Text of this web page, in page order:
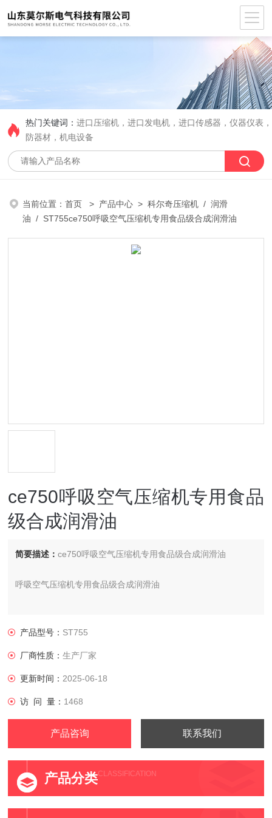
热门关键词：进口压缩机，进口发电机，进口传感器，仪器仪表
防器材，机电设备
当前位置：首页 > 产品中心 >科尔奇压缩机 /润滑
油 / ST755ce750呼吸空气压缩机专用食品级合成润滑油
ce750呼吸空气压缩机专用食品
级合成润滑油
简要描述：ce750呼吸空气压缩机专用食品级合成润滑油
呼吸空气压缩机专用食品级合成润滑油
产品型号： ST755
厂商性质：生产厂家
更新时间： 2025-06-18
访 问 量： 1468
产品咨询 联系我们
产品分类CLASSIFICATION